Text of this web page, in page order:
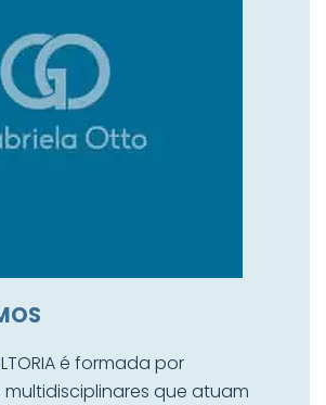
é formada por
que atuam